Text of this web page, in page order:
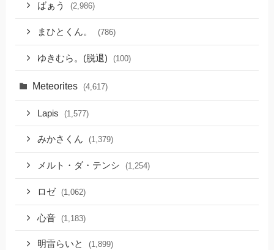
ばぁう (2,986)
まひとくん。 (786)
ゆきむら。(脱退) (100)
Meteorites (4,617)
Lapis (1,577)
みかさくん (1,379)
メルト・ダ・テンシ (1,254)
ロゼ (1,062)
心音 (1,183)
明雷らいと (1,899)